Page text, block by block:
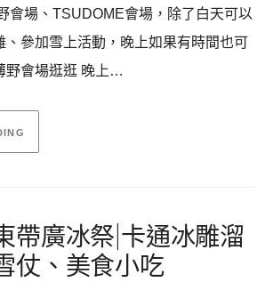
會場、TSUDOME會場，除了白天可以
、參加雪上活動，晚上如果有時間也可
野會場逛逛 晚上…
帶廣冰祭|卡通冰雕溜
仗、美食小吃